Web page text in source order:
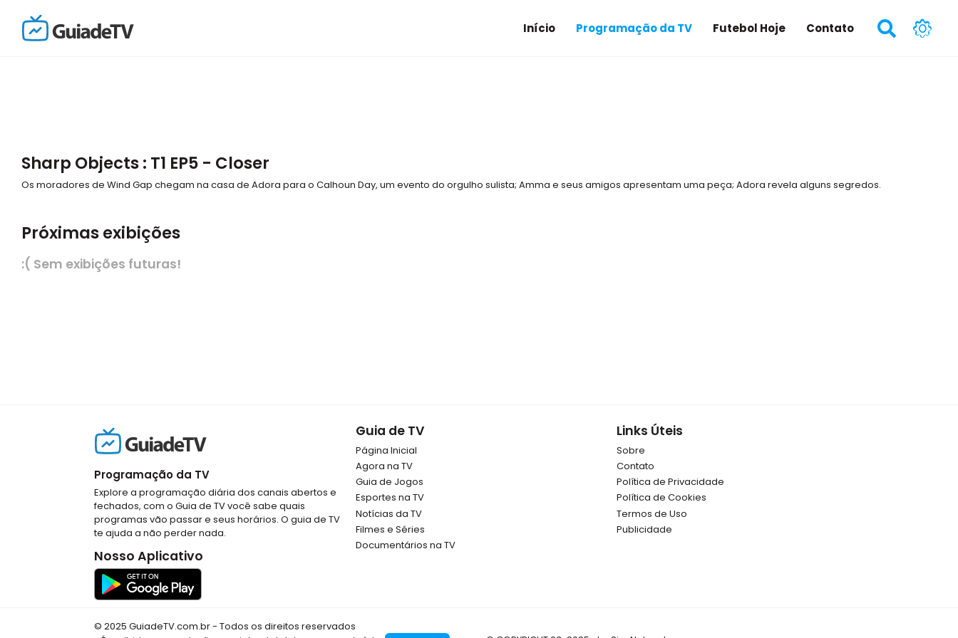
Início Programação da TV Futebol Hoje Contato
Sharp Objects : T1 EP5 - Closer
Os moradores de Wind Gap chegam na casa de Adora para o Calhoun Day, um evento do orgulho sulista; Amma e seus amigos apresentam uma peça; Adora revela alguns segredos.
Próximas exibições
:( Sem exibições futuras!
Programação da TV
Explore a programação diária dos canais abertos e
fechados, com o Guia de TV você sabe quais
programas vão passar e seus horários. O guia de TV
te ajuda a não perder nada.
Nosso Aplicativo
Guia de TV
Página Inicial
Agora na TV
Guia de Jogos
Esportes na TV
Notícias da TV
Filmes e Séries
Documentários na TV
Links Úteis
Sobre
Contato
Política de Privacidade
Política de Cookies
Termos de Uso
Publicidade
© 2025 GuiadeTV.com.br - Todos os direitos reservados